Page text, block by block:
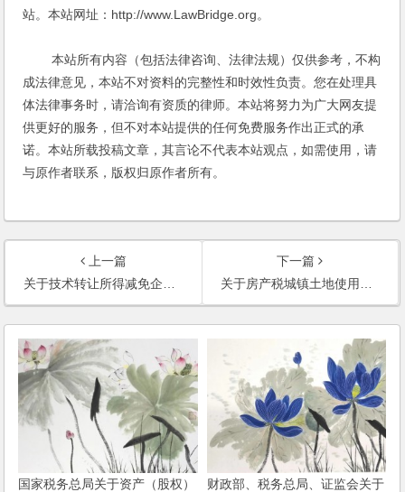
站。本站网址：http://www.LawBridge.org。
本站所有内容（包括法律咨询、法律法规）仅供参考，不构
成法律意见，本站不对资料的完整性和时效性负责。您在处理具
体法律事务时，请洽询有资质的律师。本站将努力为广大网友提
供更好的服务，但不对本站提供的任何免费服务作出正式的承
诺。本站所载投稿文章，其言论不代表本站观点，如需使用，请
与原作者联系，版权归原作者所有。
上一篇
关于技术转让所得减免企业所得税有关问题的通知
下一篇
关于房产税城镇土地使用税有关问题的通知
国家税务总局关于资产（股权）
财政部、税务总局、证监会关于